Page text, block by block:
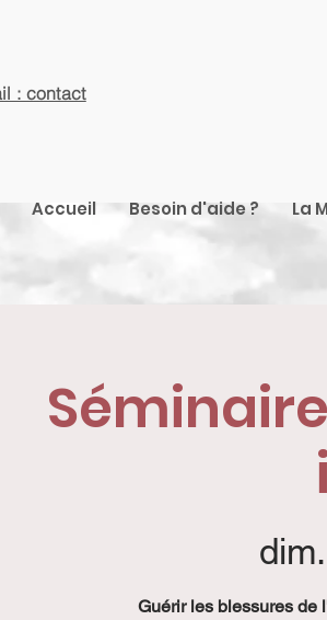
: contact
Accueil Besoin d'aide ? La
Guérir les blessures de